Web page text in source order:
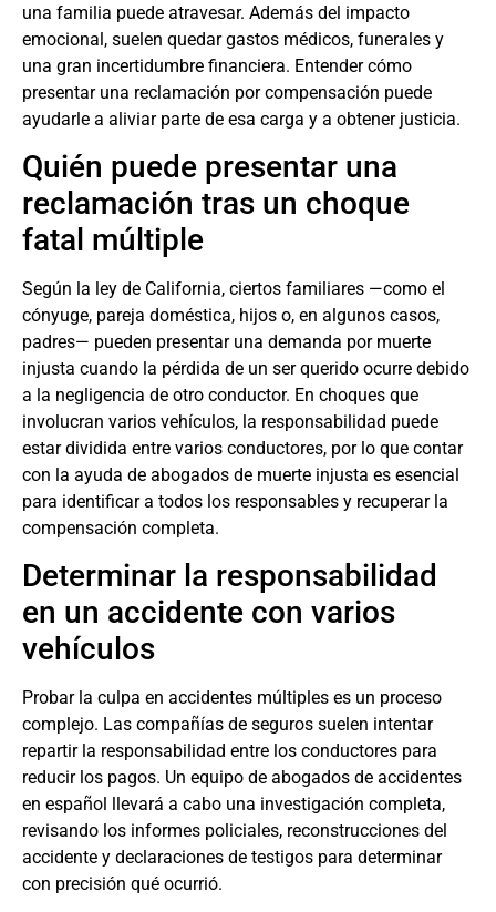
una familia puede atravesar. Además del impacto
emocional, suelen quedar gastos médicos, funerales y
una gran incertidumbre financiera. Entender cómo
presentar una reclamación por compensación puede
ayudarle a aliviar parte de esa carga y a obtener justicia.
Quién puede presentar una
reclamación tras un choque
fatal múltiple
Según la ley de California, ciertos familiares —como el
cónyuge, pareja doméstica, hijos o, en algunos casos,
padres— pueden presentar una demanda por muerte
injusta cuando la pérdida de un ser querido ocurre debido
a la negligencia de otro conductor. En choques que
involucran varios vehículos, la responsabilidad puede
estar dividida entre varios conductores, por lo que contar
con la ayuda de abogados de muerte injusta es esencial
para identificar a todos los responsables y recuperar la
compensación completa.
Determinar la responsabilidad
en un accidente con varios
vehículos
Probar la culpa en accidentes múltiples es un proceso
complejo. Las compañías de seguros suelen intentar
repartir la responsabilidad entre los conductores para
reducir los pagos. Un equipo de abogados de accidentes
en español
llevará a cabo una investigación completa,
revisando los informes policiales, reconstrucciones del
accidente y declaraciones de testigos para determinar
con precisión qué ocurrió.